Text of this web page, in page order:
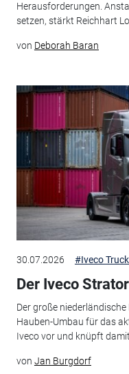
Herausforderungen.
setzen, stärkt Reichhart
von Deborah Baran
30.07.2026 #Iveco
Der Iveco
Der große
Hauben-Umbau für das
Iveco vor und knüpft
von Jan Burgdorf